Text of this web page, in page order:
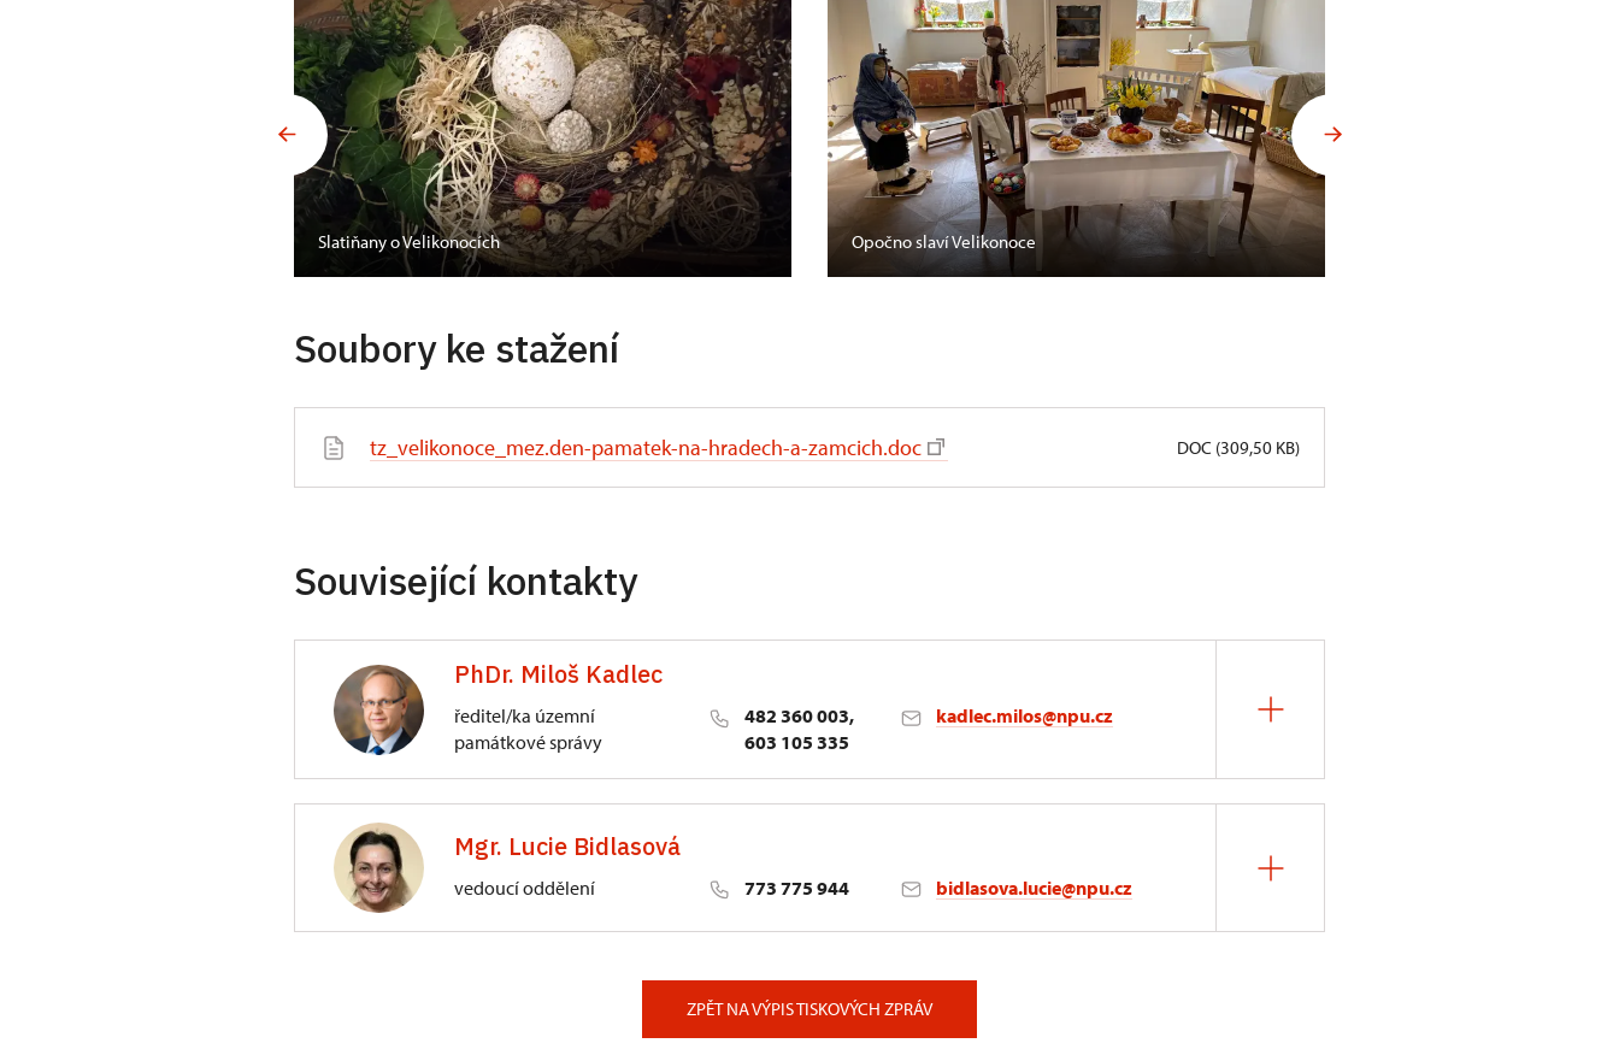
Slatiňany o Velikonocích Opočno slaví Velikonoce
Soubory ke stažení
tz_velikonoce_mez.den-pamatek-na-hradech-a-zamcich.doc DOC (309,50 KB)
Související kontakty
PhDr. Miloš Kadlec
ředitel/ka územní
památkové správy
482 360 003,
603 105 335
kadlec.milos@npu.cz
3/, Sychrov 3Mgr. Lucie Bidlasová
vedoucí oddělení 773 775 944 bidlasova.lucie@npu.cz
ZPĚT NA VÝPIS TISKOVÝCH ZPRÁV